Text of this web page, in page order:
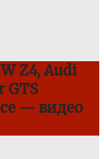
Z4, Audi
GTS
— видео